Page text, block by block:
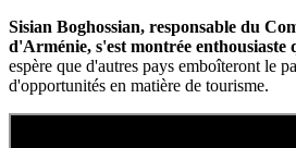
Sisian Boghossian, responsable du
d'Arménie, s'est montrée enthousiaste
espère que d'autres pays emboîteront le
d'opportunités en matière de tourisme.